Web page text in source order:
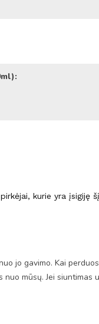
kurie yra įsigiję
jo gavimo. Kai
mūsų. Jei siuntimas